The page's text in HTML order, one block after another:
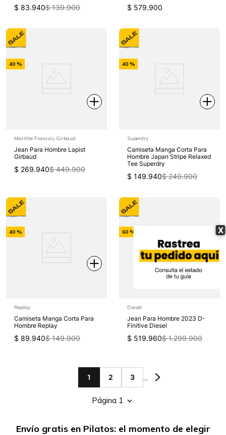
X
$ 83.940$ 139.900 $ 579.900
40 %
Marithe Francois Girbaud
Jean Para Hombre Lapist
Girbaud
$ 269.940$ 449.900
40 %
Superdry
Camiseta Manga Corta Para
Hombre Japan Stripe Relaxed
Tee Superdry
$ 149.940$ 249.900
-
40 %
Replay
Camiseta Manga Corta Para
Hombre Replay
$ 89.940$ 149.900
-
60 %
Diesel
Jean Para Hombre 2023 D-
Finitive Diesel
$ 519.960$ 1.299.900
1 2 3
Página 1
Envío gratis en Pilatos: el momento de elegir